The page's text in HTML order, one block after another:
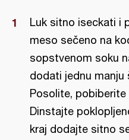
Luk sitno iseckati i
meso sečeno na
sopstvenom soku
dodati jednu manju
Posolite,
Dinstajte
kraj dodajte sitno